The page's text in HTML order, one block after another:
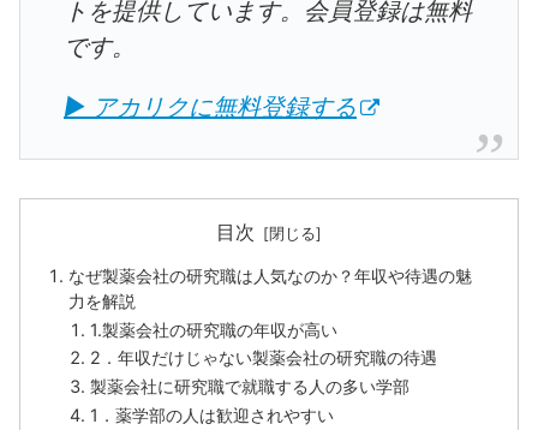
トを提供しています。会員登録は無料
です。
▶ アカリクに無料登録する
目次
なぜ製薬会社の研究職は人気なのか？年収や待遇の魅
力を解説
1.製薬会社の研究職の年収が高い
2．年収だけじゃない製薬会社の研究職の待遇
製薬会社に研究職で就職する人の多い学部
1．薬学部の人は歓迎されやすい